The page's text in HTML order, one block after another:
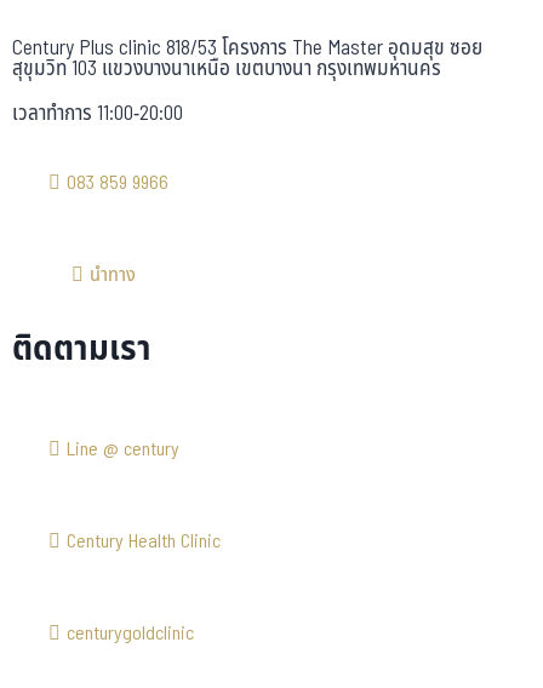
Century Plus clinic 818/53 โครงการ The Master อุดมสุข ซอย
สุขุมวิท 103 แขวงบางนาเหนือ เขตบางนา กรุงเทพมหานคร
เวลาทำการ 11:00-20:00
083 859 9966
นำทาง
ติดตามเรา
Line @ century
Century Health Clinic
centurygoldclinic